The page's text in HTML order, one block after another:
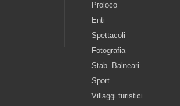
Proloco
Enti
Spettacoli
Fotografia
Stab. Balneari
Sport
Villaggi turistici